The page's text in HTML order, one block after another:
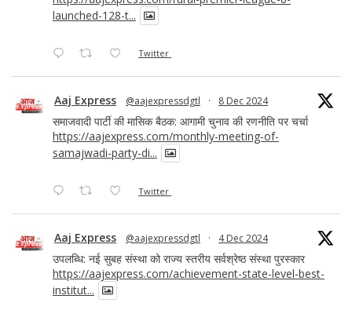
launched-128-t...
Twitter
Aaj Express @aajexpressdgtl · 8 Dec 2024
समाजवादी पार्टी की मासिक बैठक: आगामी चुनाव की रणनीति पर चर्चा
https://aajexpress.com/monthly-meeting-of-
samajwadi-party-di...
Twitter
Aaj Express @aajexpressdgtl · 4 Dec 2024
उपलब्धि: नई सुबह संस्था को राज्य स्तरीय सर्वश्रेष्ठ संस्था पुरस्कार
https://aajexpress.com/achievement-state-level-best-
institut...